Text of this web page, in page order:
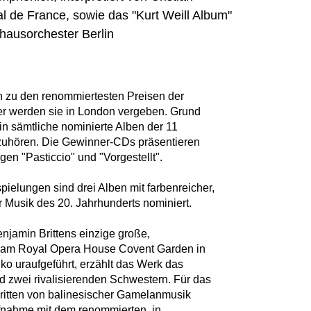
de France, sowie das "Kurt Weill Album"
Berlin
den renommiertesten Preisen der
werden sie in London vergeben. Grund
sämtliche nominierte Alben der 11
Die Gewinner-CDs präsentieren
"Pasticcio" und "Vorgestellt".
sind drei Alben mit farbenreicher,
des 20. Jahrhunderts nominiert.
Brittens einzige große,
Royal Opera House Covent Garden in
uraufgeführt, erzählt das Werk das
zwei rivalisierenden Schwestern. Für das
von balinesischer Gamelanmusik